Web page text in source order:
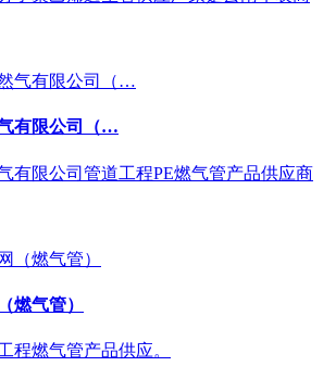
有限公司（…
有限公司管道工程PE燃气管产品供应商
燃气管）
程燃气管产品供应。